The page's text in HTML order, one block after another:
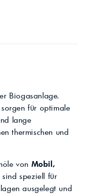
Biogasanlage.
für optimale
lange
thermischen und
von Mobil,
speziell für
ausgelegt und